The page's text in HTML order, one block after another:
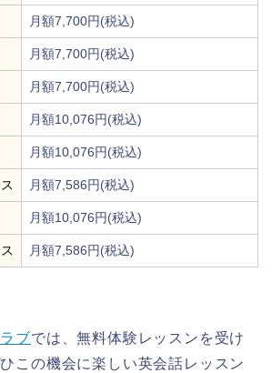
月額7,700円(税込)
月額7,700円(税込)
月額7,700円(税込)
月額10,076円(税込)
月額10,076円(税込)
月額7,586円(税込)
月額10,076円(税込)
月額7,586円(税込)
ブでは、無料体験レッスンを受け
この機会に楽しい英会話レッスン